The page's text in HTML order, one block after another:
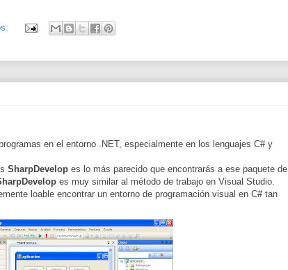
en el entorno .NET, especialmente en los lenguajes C# y
SharpDevelop es lo más parecido que encontrarás a ese paquete de
es muy similar al método de trabajo en Visual Studio.
loable encontrar un entorno de programación visual en C# tan